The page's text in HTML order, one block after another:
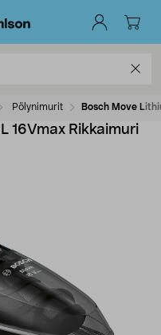
Pölynimurit Bosch Move
16Vmax Rikkaimuri